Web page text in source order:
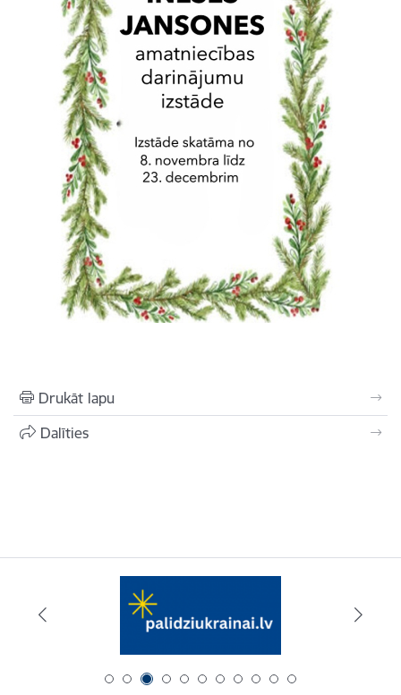
Drukāt lapu
Dalīties